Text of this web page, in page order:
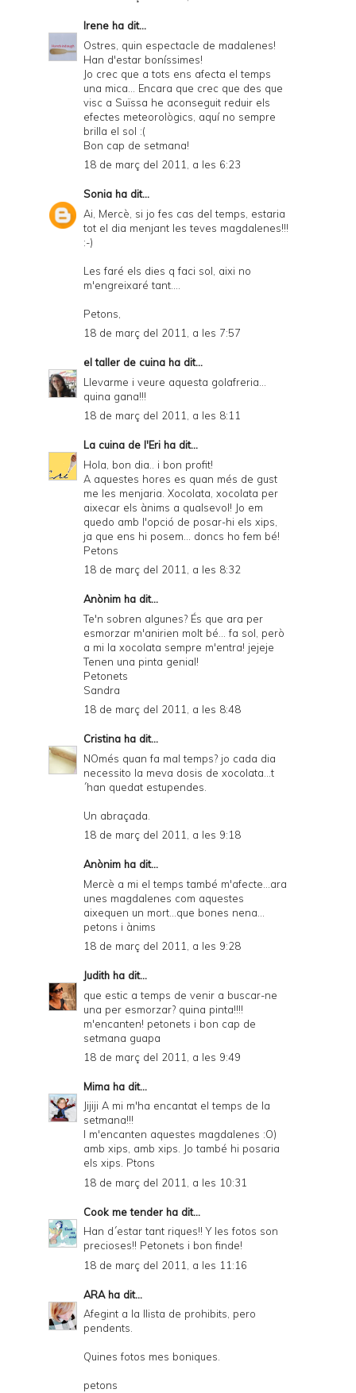
Irene ha dit...
Ostres, quin espectacle de madalenes!
Han d'estar boníssimes!
Jo crec que a tots ens afecta el temps
una mica... Encara que crec que des que
visc a Suïssa he aconseguit reduir els
efectes meteorològics, aquí no sempre
brilla el sol :(
Bon cap de setmana!
18 de març del 2011, a les 6:23
Sonia ha dit...
Ai, Mercè, si jo fes cas del temps, estaria
tot el dia menjant les teves magdalenes!!!
:-)
Les faré els dies q faci sol, aixi no
m'engreixaré tant....
Petons,
18 de març del 2011, a les 7:57
el taller de cuina ha dit...
Llevarme i veure aquesta golafreria...
quina gana!!!
18 de març del 2011, a les 8:11
La cuina de l'Eri ha dit...
Hola, bon dia.. i bon profit!
A aquestes hores es quan més de gust
me les menjaria. Xocolata, xocolata per
aixecar els ànims a qualsevol! Jo em
quedo amb l'opció de posar-hi els xips,
ja que ens hi posem... doncs ho fem bé!
Petons
18 de març del 2011, a les 8:32
Anònim ha dit...
Te'n sobren algunes? És que ara per
esmorzar m'anirien molt bé... fa sol, però
a mi la xocolata sempre m'entra! jejeje
Tenen una pinta genial!
Petonets
Sandra
18 de març del 2011, a les 8:48
Cristina ha dit...
NOmés quan fa mal temps? jo cada dia
necessito la meva dosis de xocolata...t
´han quedat estupendes.
Un abraçada.
18 de març del 2011, a les 9:18
Anònim ha dit...
Mercè a mi el temps també m'afecte...ara
unes magdalenes com aquestes
aixequen un mort...que bones nena...
petons i ànims
18 de març del 2011, a les 9:28
Judith ha dit...
que estic a temps de venir a buscar-ne
una per esmorzar? quina pinta!!!!
m'encanten! petonets i bon cap de
setmana guapa
18 de març del 2011, a les 9:49
Mima ha dit...
Jijiji A mi m'ha encantat el temps de la
setmana!!!
I m'encanten aquestes magdalenes :O)
amb xips, amb xips. Jo també hi posaria
els xips. Ptons
18 de març del 2011, a les 10:31
Cook me tender ha dit...
Han d´estar tant riques!! Y les fotos son
precioses!! Petonets i bon finde!
18 de març del 2011, a les 11:16
ARAha dit...
Afegint a la llista de prohibits, pero
pendents.
Quines fotos mes boniques.
petons